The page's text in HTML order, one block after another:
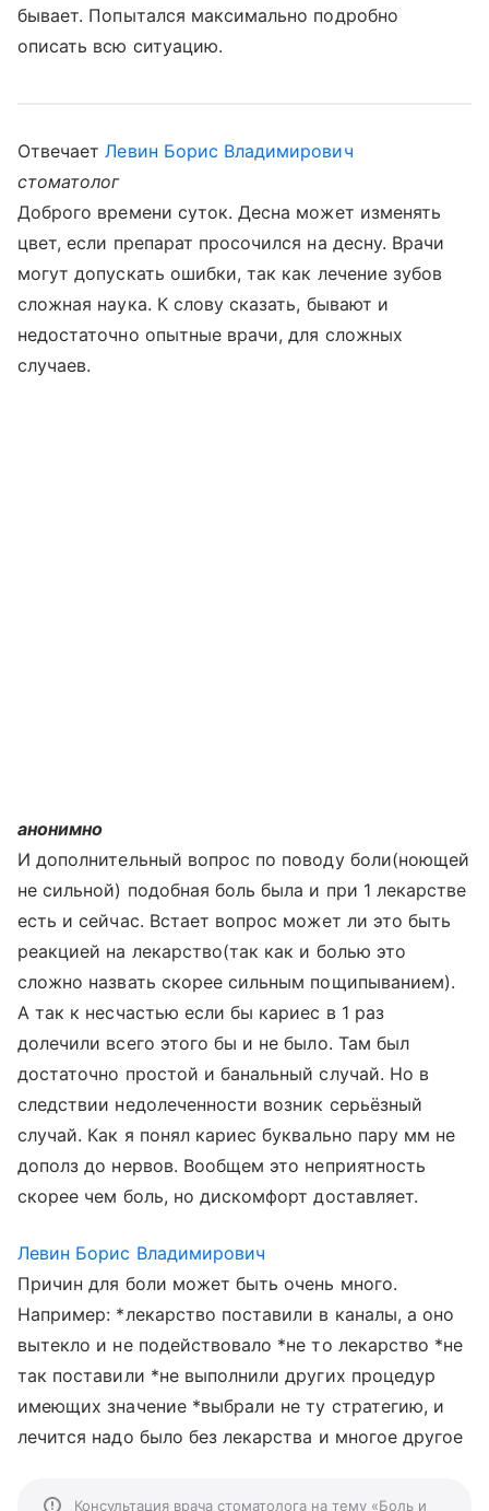
бывает. Попытался максимально подробно
описать всю ситуацию.
ОтвечаетЛевин Борис Владимирович
стоматолог
Доброго времени суток. Десна может изменять
цвет, если препарат просочился на десну. Врачи
могут допускать ошибки, так как лечение зубов
сложная наука. К слову сказать, бывают и
недостаточно опытные врачи, для сложных
случаев.
анонимно
И дополнительный вопрос по поводу боли(ноющей
не сильной) подобная боль была и при 1 лекарстве
есть и сейчас. Встает вопрос может ли это быть
реакцией на лекарство(так как и болью это
сложно назвать скорее сильным пощипыванием).
А так к несчастью если бы кариес в 1 раз
долечили всего этого бы и не было. Там был
достаточно простой и банальный случай. Но в
следствии недолеченности возник серьёзный
случай. Как я понял кариес буквально пару мм не
дополз до нервов. Вообщем это неприятность
скорее чем боль, но дискомфорт доставляет.
Левин Борис Владимирович
Причин для боли может быть очень много.
Например: *лекарство поставили в каналы, а оно
вытекло и не подействовало *не то лекарство *не
так поставили *не выполнили других процедур
имеющих значение *выбрали не ту стратегию, и
лечится надо было без лекарства и многое другое
Консультация врача стоматолога на тему «Боль и